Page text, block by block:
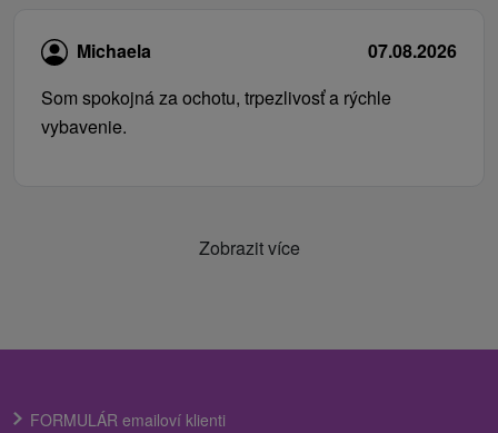
Michaela
07.08.2026
Som spokojná za ochotu, trpezlivosť a rýchle
vybavenie.
Zobrazit více
FORMULÁR emailoví klienti